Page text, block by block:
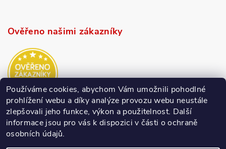
Ověřeno našimi zákazníky
Používáme cookies, abychom Vám umožnili pohodlné
prohlížení webu a díky analýze provozu webu neustále
zlepšovali jeho funkce, výkon a použitelnost. Další
informace jsou pro vás k dispozici v části o ochraně
osobních údajů.